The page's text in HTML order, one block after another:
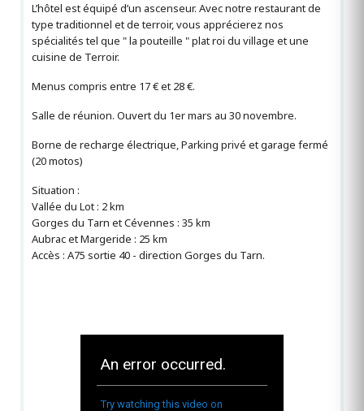
L’hôtel est équipé d’un ascenseur. Avec notre restaurant de
type traditionnel et de terroir, vous apprécierez nos
spécialités tel que " la pouteille " plat roi du village et une
cuisine de Terroir.
Menus compris entre 17 € et 28 €.
Salle de réunion. Ouvert du 1er mars au 30 novembre.
Borne de recharge électrique, Parking privé et garage fermé
(20 motos)
Situation :
Vallée du Lot : 2 km
Gorges du Tarn et Cévennes : 35 km
Aubrac et Margeride : 25 km
Accès : A75 sortie 40 - direction Gorges du Tarn.